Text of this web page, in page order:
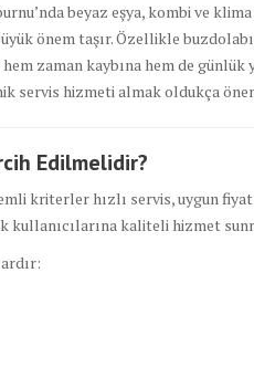
beyaz eşya, kombi ve
önem taşır. Özellikle
zaman kaybına hem de günlük
servis hizmeti almak oldukça
Edilmelidir?
kriterler hızlı servis, uygun
kaliteli hizmet